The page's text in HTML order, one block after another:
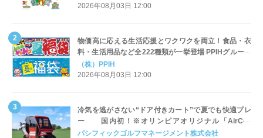
2026年08月03日 12:00
物価高に応える生活応援とワクワクを両立！食品・衣
料・生活用品など全222種類が一挙登場 PPIHグループ
「夏福袋」＆セール 8月6日(木)より順次スタート
（株）PPIH
2026年08月03日 12:00
冷気を逃がさない“ドア付きカート”で夏でも快適プレ
ー 国内初！※オリンピアオリジナル「AirCon
Cart（エアコンカート）」導入 | ＰＧＭ
パシフィックゴルフマネージメント株式会社